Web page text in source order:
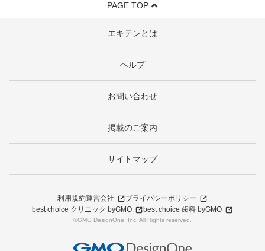
PAGE TOP
エキテンとは
ヘルプ
お問い合わせ
掲載のご案内
サイトマップ
利用規約運営会社
プライバシーポリシー
best choice クリニック byGMO
best choice 歯科 byGMO
©GMO DesignOne, Inc. All Rights reserved.